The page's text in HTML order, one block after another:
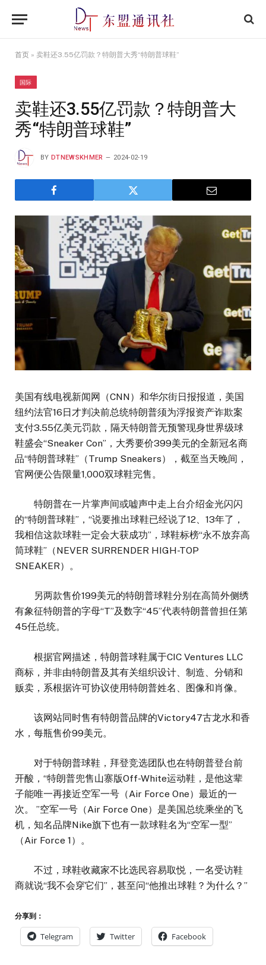
首页 » 卖鞋还3.55亿罚款？特朗普大秀“特朗普球鞋”
国际
卖鞋还3.55亿罚款？特朗普大
秀“特朗普球鞋”
BY DTNEWSKHMER 2024-02-19
美国有线电视新闻网（CNN）和华尔街日报报道，美国
纽约法官16日才判决前总统特朗普须为浮报资产诈欺案
支付3.55亿美元罚款，隔天特朗普无预警现身世界级球
鞋盛会“Sneaker Con”，大秀要价399美元的全新冠名商
品“特朗普球鞋”（Trump Sneakers），截至当天晚间，
官网便公告限量1,000双球鞋完售。
特朗普在一片掌声间或嘘声中走上台介绍金光闪闪
的“特朗普球鞋”，“说要推出球鞋已经说了12、13年了，
我相信这款球鞋一定会大获成功”，球鞋标榜“永不放弃高
筒球鞋”（NEVER SURRENDER HIGH-TOP
SNEAKER）。
另两款售价199美元的特朗普球鞋分别在高筒外侧绣
有象征特朗普的字母“T”及数字“45”代表特朗普曾担任第
45任总统。
根据官网描述，特朗普球鞋属于CIC Ventures LLC
商标，并非由特朗普及其有关组织设计、制造、分销和
贩卖，系根据许可协议使用特朗普姓名、图像和肖像。
该网站同时售有特朗普品牌的Victory47古龙水和香
水，每瓶售价99美元。
对于特朗普球鞋，拜登竞选团队也在特朗普登台前
开酸，“特朗普兜售山寨版Off-White运动鞋，是他这辈
子能唯一再接近空军一号（Air Force One）最近的一
次。 ”空军一号（Air Force One）是美国总统乘坐的飞
机，知名品牌Nike旗下也有一款球鞋名为“空军一型”
（Air Force 1）。
不过，球鞋收藏家不比选民容易取悦，一名受访鞋
商就说“我不会穿它们”，甚至问“他推出球鞋？为什么？”
分享到：
Telegram Twitter Facebook